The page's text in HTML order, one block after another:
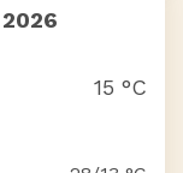
15 °C